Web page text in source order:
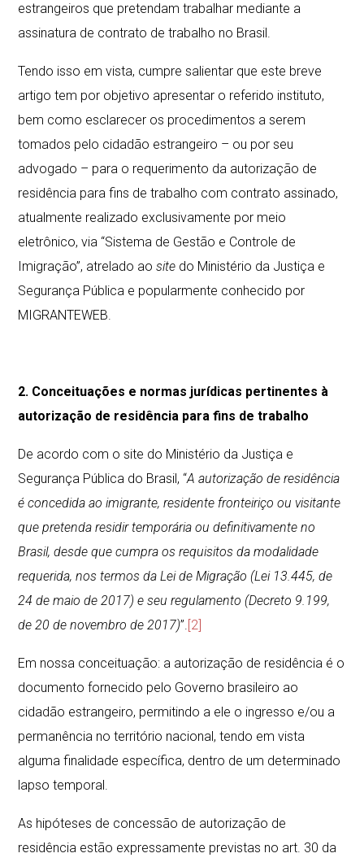
estrangeiros que pretendam trabalhar mediante a
assinatura de contrato de trabalho no Brasil.
Tendo isso em vista, cumpre salientar que este breve
artigo tem por objetivo apresentar o referido instituto,
bem como esclarecer os procedimentos a serem
tomados pelo cidadão estrangeiro – ou por seu
advogado – para o requerimento da autorização de
residência para fins de trabalho com contrato assinado,
atualmente realizado exclusivamente por meio
eletrônico, via “Sistema de Gestão e Controle de
Imigração”, atrelado aosite do Ministério da Justiça e
Segurança Pública e popularmente conhecido por
MIGRANTEWEB.
2. Conceituações e normas jurídicas pertinentes à
autorização de residência para fins de trabalho
De acordo com o site do Ministério da Justiça e
Segurança Pública do Brasil, “A autorização de residência
é concedida ao imigrante, residente fronteiriço ou visitante
que pretenda residir temporária ou definitivamente no
Brasil, desde que cumpra os requisitos da modalidade
requerida, nos termos da Lei de Migração (Lei 13.445, de
24 de maio de 2017) e seu regulamento (Decreto 9.199,
de 20 de novembro de 2017)”.[2]
Em nossa conceituação: a autorização de residência é o
documento fornecido pelo Governo brasileiro ao
cidadão estrangeiro, permitindo a ele o ingresso e/ou a
permanência no território nacional, tendo em vista
alguma finalidade específica, dentro de um determinado
lapso temporal.
As hipóteses de concessão de autorização de
residência estão expressamente previstas no art. 30 da